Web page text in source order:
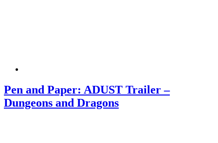
Pen and Paper: ADUST Trailer –
Dungeons and Dragons